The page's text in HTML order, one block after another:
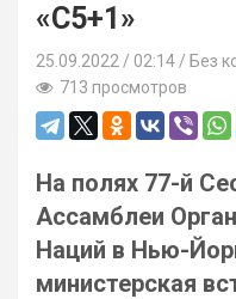
«С5+1»
25.09.2022 02:14 / Без
713 просмотров
На полях 77-й
Ассамблеи
Наций в Нью-
министерская